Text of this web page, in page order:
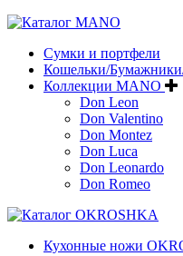
Сумки и портфели
Кошельки/
Коллекции MANO
Don Leon
Don Valentino
Don Montez
Don Luca
Don Leonardo
Don Romeo
Кухонные ножи